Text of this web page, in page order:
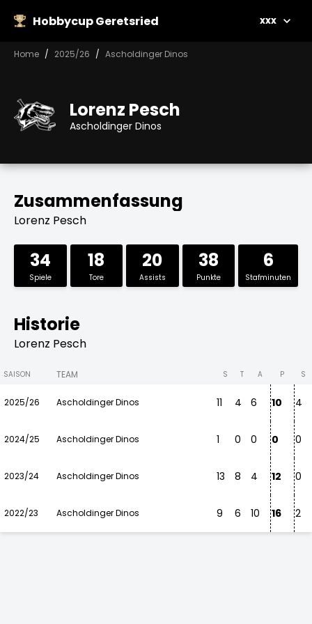
Hobbycup Geretsried xxx
Home 2025/26 Ascholdinger Dinos
Lorenz Pesch
Ascholdinger Dinos
Zusammenfassung
Lorenz Pesch
34
Spiele
18
Tore
20
Assists
38
Punkte
6
Stafminuten
Historie
Lorenz Pesch
SAISON TEAM S T A P S
2025/26 Ascholdinger Dinos 11 4 6 10 4
2024/25 Ascholdinger Dinos 1 0 0 0 0
2023/24 Ascholdinger Dinos 13 8 4 12 0
2022/23 Ascholdinger Dinos 9 6 10 16 2